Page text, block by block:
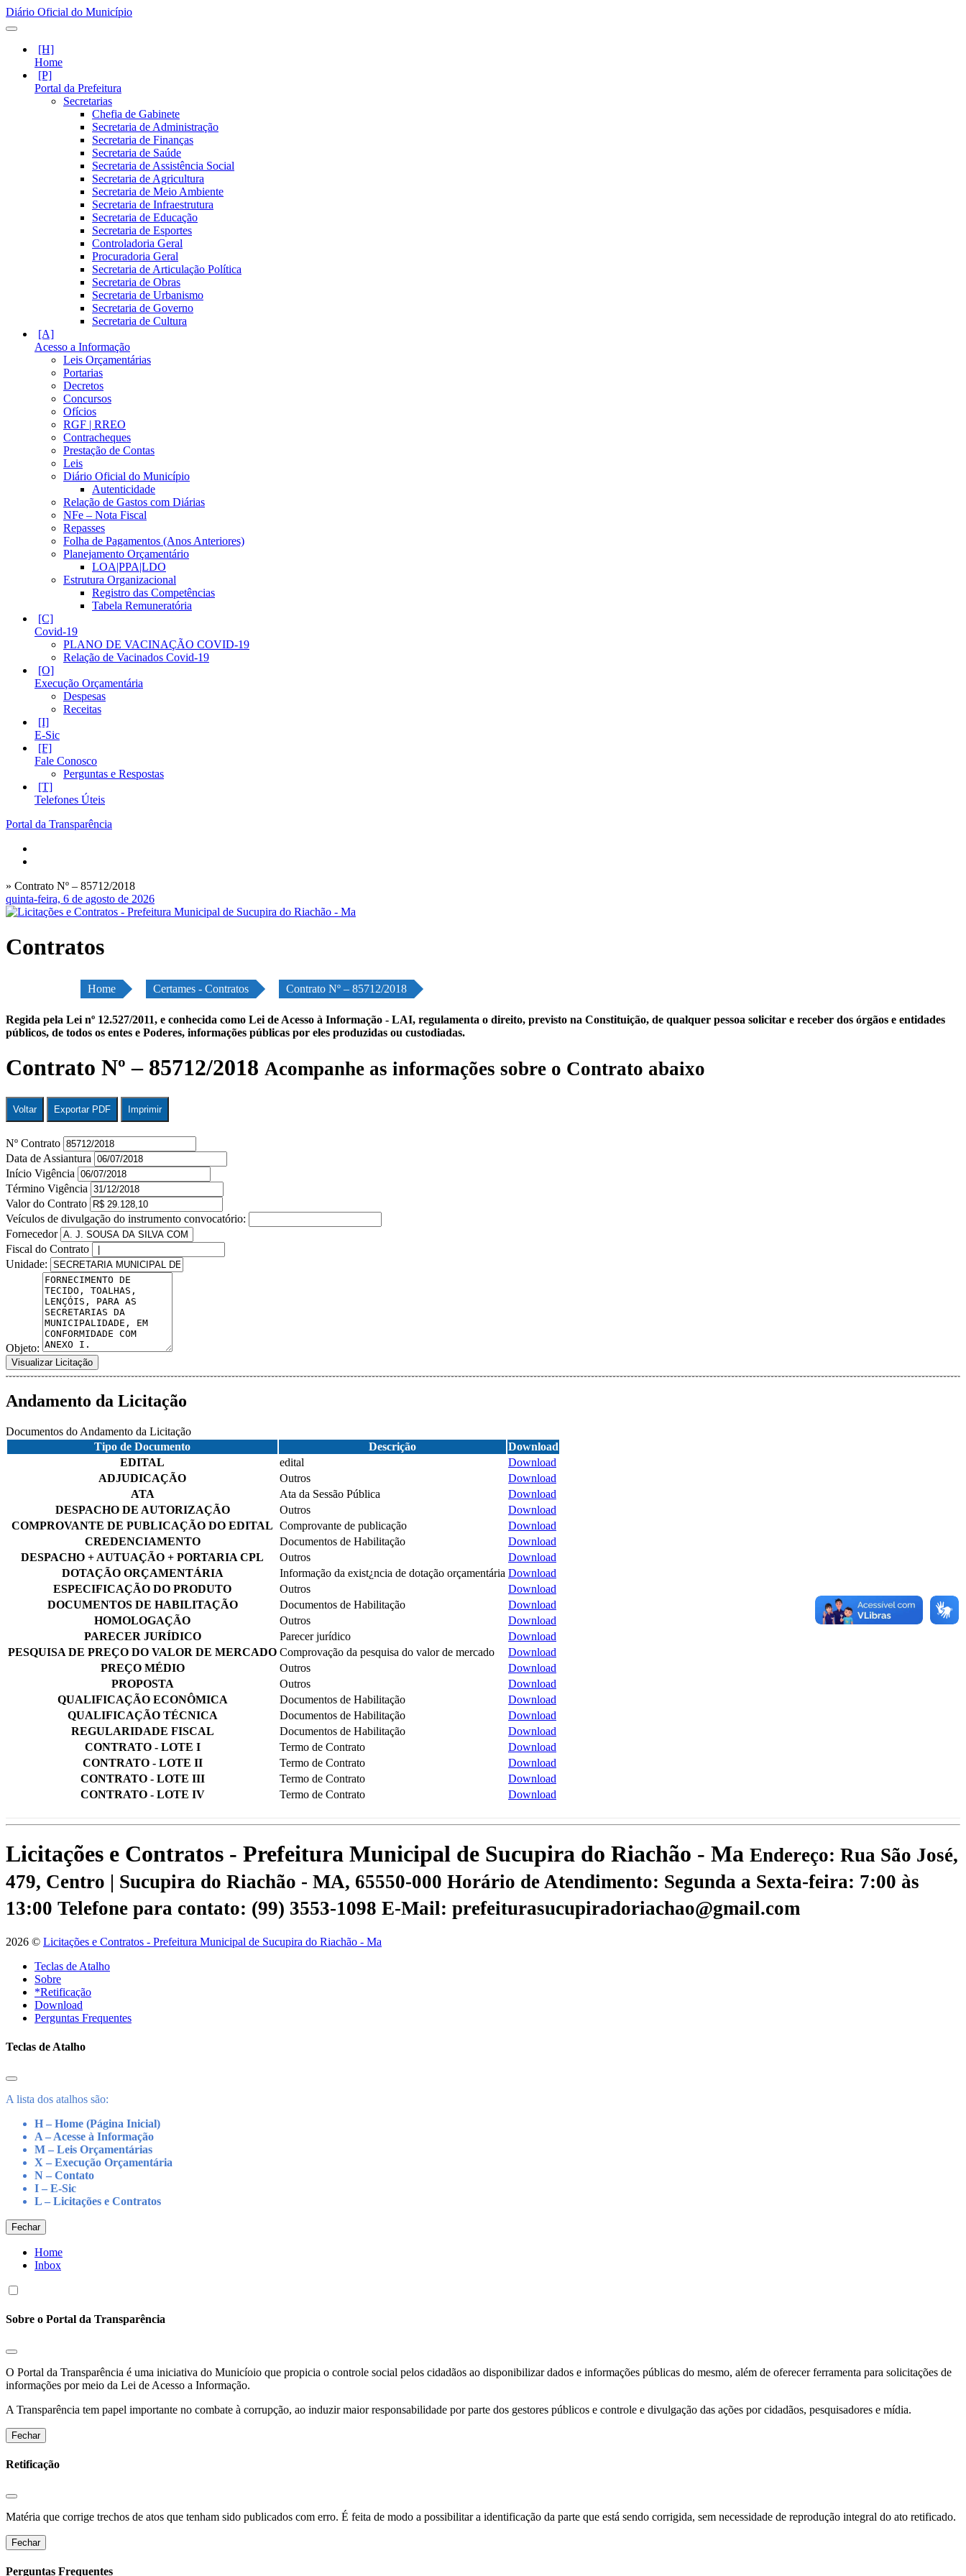
Diário Oficial do Município
Home
Portal da Prefeitura
Secretarias
Chefia de Gabinete
Secretaria de Administração
Secretaria de Finanças
Secretaria de Saúde
Secretaria de Assistência Social
Secretaria de Agricultura
Secretaria de Meio Ambiente
Secretaria de Infraestrutura
Secretaria de Educação
Secretaria de Esportes
Controladoria Geral
Procuradoria Geral
Secretaria de Articulação Política
Secretaria de Obras
Secretaria de Urbanismo
Secretaria de Governo
Secretaria de Cultura
Acesso a Informação
Leis Orçamentárias
Portarias
Decretos
Concursos
Ofícios
RGF | RREO
Contracheques
Prestação de Contas
Leis
Diário Oficial do Município
Autenticidade
Relação de Gastos com Diárias
NFe – Nota Fiscal
Repasses
Folha de Pagamentos (Anos Anteriores)
Planejamento Orçamentário
LOA|PPA|LDO
Estrutura Organizacional
Registro das Competências
Tabela Remuneratória
Covid-19
PLANO DE VACINAÇÃO COVID-19
Relação de Vacinados Covid-19
Execução Orçamentária
Despesas
Receitas
E-Sic
Fale Conosco
Perguntas e Respostas
Telefones Úteis
Portal da Transparência
» Contrato Nº – 85712/2018
quinta-feira, 6 de agosto de 2026
Contratos
Home Certames - Contratos Contrato Nº – 85712/2018
Regida pela Lei nº 12.527/2011, e conhecida como Lei de Acesso à Informação - LAI, regulamenta o direito, previsto na Constituição, de qualquer pessoa solicitar e receber dos órgãos e entidades
públicos, de todos os entes e Poderes, informações públicas por eles produzidas ou custodiadas.
Contrato Nº – 85712/2018 Acompanhe as informações sobre o Contrato abaixo
Voltar Exportar PDF Imprimir
Nº Contrato
Data de Assiantura
Início Vigência
Término Vigência
Valor do Contrato
Veículos de divulgação do instrumento convocatório:
Fornecedor
Fiscal do Contrato
Unidade:
Objeto:
Visualizar Licitação
Andamento da Licitação
Documentos do Andamento da Licitação
Tipo de Documento
Descrição
Download
EDITAL
edital
Download
ADJUDICAÇÃO
Outros
Download
ATA
Ata da Sessão Pública
Download
DESPACHO DE AUTORIZAÇÃO
Outros
Download
COMPROVANTE DE PUBLICAÇÃO DO EDITAL Comprovante de publicação
Download
CREDENCIAMENTO
Documentos de Habilitação
Download
DESPACHO + AUTUAÇÃO + PORTARIA CPL
Outros
Download
DOTAÇÃO ORÇAMENTÁRIA
Informação da exist¿ncia de dotação orçamentária Download
ESPECIFICAÇÃO DO PRODUTO
Outros
Download
DOCUMENTOS DE HABILITAÇÃO
Documentos de Habilitação
Download
HOMOLOGAÇÃO
Outros
Download
PARECER JURÍDICO
Parecer jurídico
Download
PESQUISA DE PREÇO DO VALOR DE MERCADO Comprovação da pesquisa do valor de mercado
Download
PREÇO MÉDIO
Outros
Download
PROPOSTA
Outros
Download
QUALIFICAÇÃO ECONÔMICA
Documentos de Habilitação
Download
QUALIFICAÇÃO TÉCNICA
Documentos de Habilitação
Download
REGULARIDADE FISCAL
Documentos de Habilitação
Download
CONTRATO - LOTE I
Termo de Contrato
Download
CONTRATO - LOTE II
Termo de Contrato
Download
CONTRATO - LOTE III
Termo de Contrato
Download
CONTRATO - LOTE IV
Termo de Contrato Download
Licitações e Contratos - Prefeitura Municipal de Sucupira do Riachão - Ma Endereço: Rua São José,
479, Centro | Sucupira do Riachão - MA, 65550-000 Horário de Atendimento: Segunda a Sexta-feira: 7:00 às
13:00 Telefone para contato: (99) 3553-1098 E-Mail: prefeiturasucupiradoriachao@gmail.com
2026 © Licitações e Contratos - Prefeitura Municipal de Sucupira do Riachão - Ma
Teclas de Atalho
Sobre
*Retificação
Download
Perguntas Frequentes
Teclas de Atalho
A lista dos atalhos são:
H – Home (Página Inicial)
A – Acesse à Informação
M – Leis Orçamentárias
X – Execução Orçamentária
N – Contato
I – E-Sic
L – Licitações e Contratos
Fechar
Home
Inbox
Sobre o Portal da Transparência
O Portal da Transparência é uma iniciativa do Municíoio que propicia o controle social pelos cidadãos ao disponibilizar dados e informações públicas do mesmo, além de oferecer ferramenta para solicitações de
informações por meio da Lei de Acesso a Informação.
A Transparência tem papel importante no combate à corrupção, ao induzir maior responsabilidade por parte dos gestores públicos e controle e divulgação das ações por cidadãos, pesquisadores e mídia.
Fechar
Retificação
Matéria que corrige trechos de atos que tenham sido publicados com erro. É feita de modo a possibilitar a identificação da parte que está sendo corrigida, sem necessidade de reprodução integral do ato retificado.
Fechar
Perguntas Frequentes